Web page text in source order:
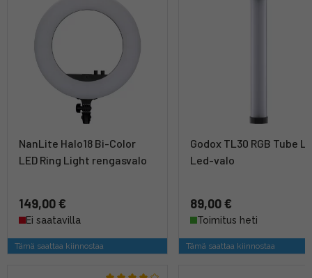
NanLite Halo18 Bi-Color
LED Ring Light rengasvalo
149,00 €
Ei saatavilla
Tämä saattaa kiinnostaa
Godox TL30 RGB Tube
Led-valo
89,00 €
Toimitus heti
Tämä saattaa kiinnostaa